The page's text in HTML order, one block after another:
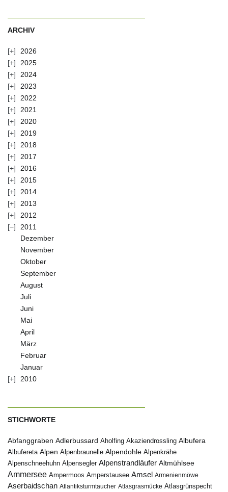
ARCHIV
2026
2025
2024
2023
2022
2021
2020
2019
2018
2017
2016
2015
2014
2013
2012
2011
Dezember
November
Oktober
September
August
Juli
Juni
Mai
April
März
Februar
Januar
2010
STICHWORTE
Abfanggraben Adlerbussard Aholfing Akaziendrossling Albufera
Albufereta Alpen Alpenbraunelle Alpendohle Alpenkrähe
Alpenschneehuhn Alpensegler Alpenstrandläufer Altmühlsee
Ammersee Ampermoos Amperstausee Amsel Armenienmöwe
Aserbaidschan Atlantiksturmtaucher Atlasgrasmücke Atlasgrünspecht